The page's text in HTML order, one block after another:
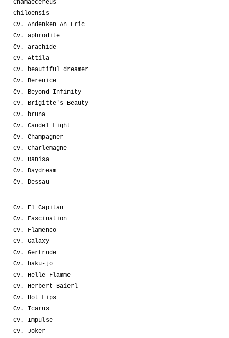
Chamaecereus
Chiloensis
Cv. Andenken An Fric
Cv. aphrodite
Cv. arachide
Cv. Attila
Cv. beautiful dreamer
Cv. Berenice
Cv. Beyond Infinity
Cv. Brigitte's Beauty
Cv. bruna
Cv. Candel Light
Cv. Champagner
Cv. Charlemagne
Cv. Danisa
Cv. Daydream
Cv. Dessau
Cv. El Capitan
Cv. Fascination
Cv. Flamenco
Cv. Galaxy
Cv. Gertrude
Cv. haku-jo
Cv. Helle Flamme
Cv. Herbert Baierl
Cv. Hot Lips
Cv. Icarus
Cv. Impulse
Cv. Joker